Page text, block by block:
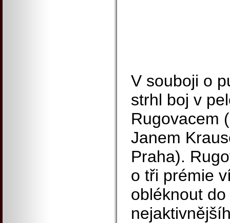
V souboji o
strhl boj v
Rugovacem
Janem
Praha).
o tři prémie
obléknout